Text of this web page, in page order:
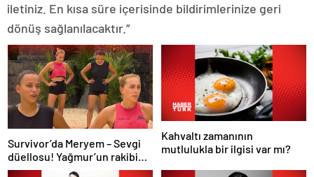
iletiniz. En kısa süre içerisinde bildirimlerinize geri
dönüş sağlanılacaktır.”
Survivor’da Meryem – Sevgi
düellosu! Yağmur’un rakibi
belli oldu
Kahvaltı zamanının
mutlulukla bir ilgisi var mı?